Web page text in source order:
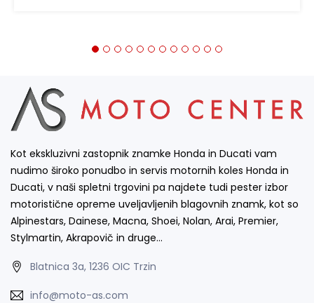
Kot ekskluzivni zastopnik znamke Honda in Ducati vam
nudimo široko ponudbo in servis motornih koles Honda in
Ducati, v naši spletni trgovini pa najdete tudi pester izbor
motoristične opreme uveljavljenih blagovnih znamk, kot so
Alpinestars, Dainese, Macna, Shoei, Nolan, Arai, Premier,
Stylmartin, Akrapovič in druge…
Blatnica 3a, 1236 OIC Trzin
info@moto-as.com